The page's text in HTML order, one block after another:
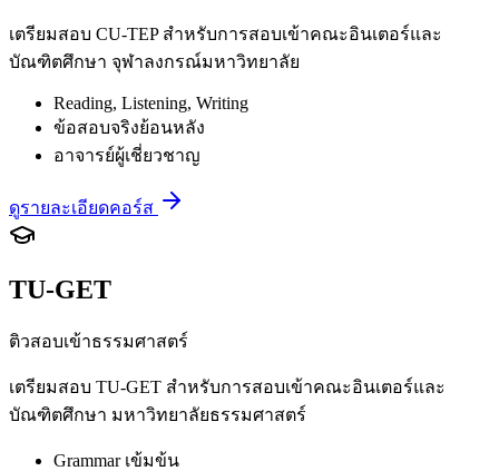
เตรียมสอบ CU-TEP สำหรับการสอบเข้าคณะอินเตอร์และ
บัณฑิตศึกษา จุฬาลงกรณ์มหาวิทยาลัย
Reading, Listening, Writing
ข้อสอบจริงย้อนหลัง
อาจารย์ผู้เชี่ยวชาญ
ดูรายละเอียดคอร์ส
TU-GET
ติวสอบเข้าธรรมศาสตร์
เตรียมสอบ TU-GET สำหรับการสอบเข้าคณะอินเตอร์และ
บัณฑิตศึกษา มหาวิทยาลัยธรรมศาสตร์
Grammar เข้มข้น